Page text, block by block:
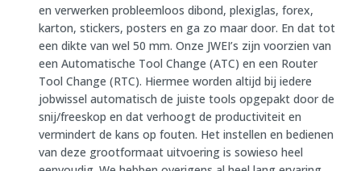
en verwerken probleemloos dibond, plexiglas, forex,
karton, stickers, posters en ga zo maar door. En dat tot
een dikte van wel 50 mm. Onze JWEI’s zijn voorzien van
een Automatische Tool Change (ATC) en een Router
Tool Change (RTC). Hiermee worden altijd bij iedere
jobwissel automatisch de juiste tools opgepakt door de
snij/freeskop en dat verhoogt de productiviteit en
vermindert de kans op fouten. Het instellen en bedienen
van deze grootformaat uitvoering is sowieso heel